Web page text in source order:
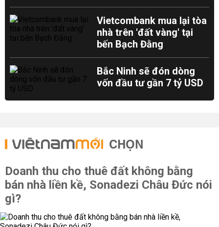
Vietcombank mua lại tòa
nhà trên 'đất vàng' tại
bến Bạch Đằng
Bắc Ninh sẽ đón dòng
vốn đầu tư gần 7 tỷ USD
CHỌN
Doanh thu cho thuê đất không bằng
bán nhà liền kề, Sonadezi Châu Đức nói
gì?